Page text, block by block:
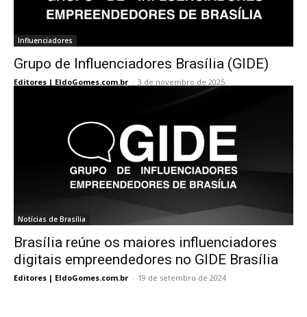
Influenciadores
Grupo de Influenciadores Brasília (GIDE)
Editores | EldoGomes.com.br - 3 de novembro de 2025
Notícias de Brasília
Brasília reúne os maiores influenciadores
digitais empreendedores no GIDE Brasília
Editores | EldoGomes.com.br - 19 de setembro de 2024